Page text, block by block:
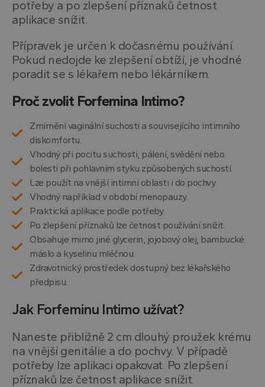
potřeby a po zlepšení příznaků četnost
aplikace snížit.
Přípravek je určen k dočasnému používání.
Pokud nedojde ke zlepšení obtíží, je vhodné
poradit se s lékařem nebo lékárníkem.
Proč zvolit Forfemina Intimo?
Zmírnění vaginální suchosti a souvisejícího intimního
diskomfortu.
Vhodný při pocitu suchosti, pálení, svědění nebo
bolesti při pohlavním styku způsobených suchostí.
Lze použít na vnější intimní oblasti i do pochvy.
Vhodný například v období menopauzy.
Praktická aplikace podle potřeby.
Po zlepšení příznaků lze četnost používání snížit.
Obsahuje mimo jiné glycerin, jojobový olej, bambucké
máslo a kyselinu mléčnou.
Zdravotnický prostředek dostupný bez lékařského
předpisu.
Jak Forfeminu Intimo užívat?
Naneste přibližně 2 cm dlouhý proužek krému
na vnější genitálie a do pochvy. V případě
potřeby lze aplikaci opakovat. Po zlepšení
příznaků lze četnost aplikace snížit.